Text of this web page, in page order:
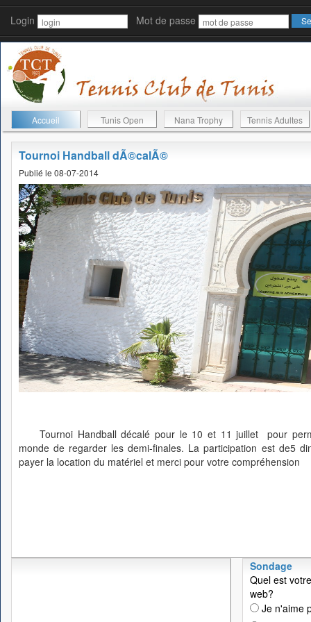
Login Mot de passe
Accueil Tunis Open Nana Trophy Tennis Adultes
Tournoi Handball dÃ©calÃ©
Publié le 08-07-2014
Tournoi Handball décalé pour le 10 et 11 juillet pour
monde de regarder les demi-finales. La participation est de5
payer la location du matériel et merci pour votre compréhension
Sondage
Quel est
web?
Je n'aime